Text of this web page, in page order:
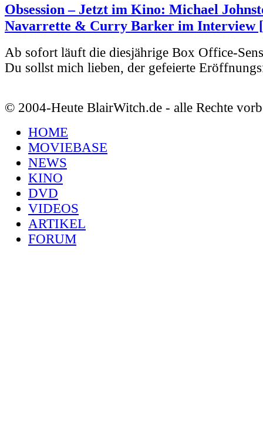
Obsession – Jetzt im Kino: Michael
Navarrette & Curry Barker im Interview
Ab sofort läuft die diesjährige Box Office-
Du sollst mich lieben, der gefeierte
© 2004-Heute BlairWitch.de - alle Rechte
HOME
MOVIEBASE
NEWS
KINO
DVD
VIDEOS
ARTIKEL
FORUM